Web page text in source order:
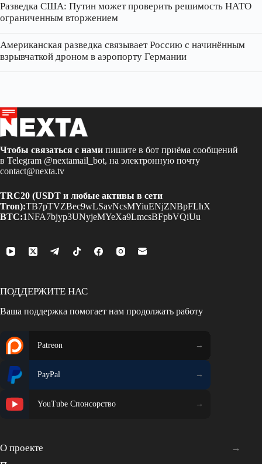
Разведка США: Путин может проверить решимость НАТО
ограниченным вторжением
Американская разведка связывает Россию с начинённым
взрывчаткой дроном в аэропорту Германии
Чтобы связаться с нами пишите в бот приёма сообщений
в Telegram @nextamail_bot, на электронную почту
contact@nexta.tv
TRC20 (USDT и любые активы в сети
Tron):TB7pTVZBec9wLSavNcsMYiuENjZNBpFLhX
BTC:1NFA7bjyp3UNyjeMYeXa9LmcsBFpbVQiUu
ПОДДЕРЖИТЕ НАС
Ваша поддержка помогает нам продолжать работу
Patreon
PayPal
YouTube Спонсорство
О проекте